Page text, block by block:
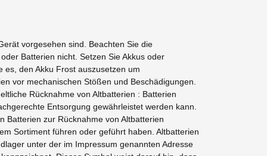
vorgesehen sind. Beachten Sie die
Batterien nicht. Setzen Sie Akkus oder
es, den Akku Frost auszusetzen um
vor mechanischen Stößen und Beschädigungen.
Rücknahme von Altbatterien : Batterien
Entsorgung gewährleistet werden kann.
Batterien zur Rücknahme von Altbatterien
Sortiment führen oder geführt haben. Altbatterien
unter der im Impressum genannten Adresse